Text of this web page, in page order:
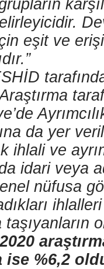
eşit ve
da yer
ve
idari veya
nüfusa
ise %6,2